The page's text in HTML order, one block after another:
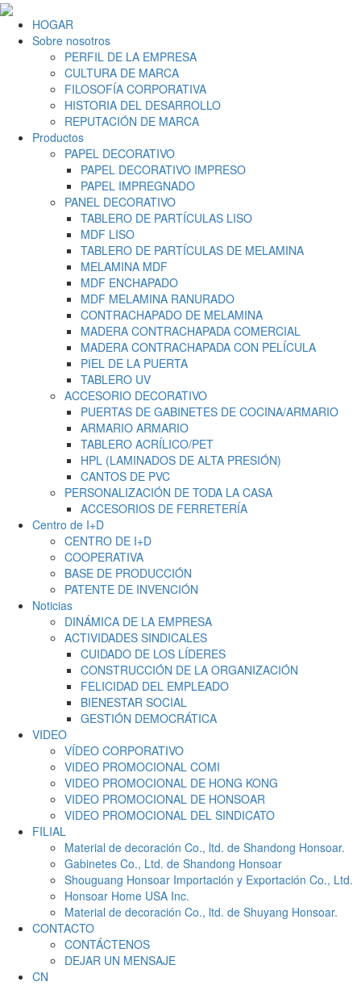
HOGAR
Sobre nosotros
PERFIL DE LA EMPRESA
CULTURA DE MARCA
FILOSOFÍA CORPORATIVA
HISTORIA DEL DESARROLLO
REPUTACIÓN DE MARCA
Productos
PAPEL DECORATIVO
PAPEL DECORATIVO IMPRESO
PAPEL IMPREGNADO
PANEL DECORATIVO
TABLERO DE PARTÍCULAS LISO
MDF LISO
TABLERO DE PARTÍCULAS DE MELAMINA
MELAMINA MDF
MDF ENCHAPADO
MDF MELAMINA RANURADO
CONTRACHAPADO DE MELAMINA
MADERA CONTRACHAPADA COMERCIAL
MADERA CONTRACHAPADA CON PELÍCULA
PIEL DE LA PUERTA
TABLERO UV
ACCESORIO DECORATIVO
PUERTAS DE GABINETES DE COCINA/ARMARIO
ARMARIO ARMARIO
TABLERO ACRÍLICO/PET
HPL (LAMINADOS DE ALTA PRESIÓN)
CANTOS DE PVC
PERSONALIZACIÓN DE TODA LA CASA
ACCESORIOS DE FERRETERÍA
Centro de I+D
CENTRO DE I+D
COOPERATIVA
BASE DE PRODUCCIÓN
PATENTE DE INVENCIÓN
Noticias
DINÁMICA DE LA EMPRESA
ACTIVIDADES SINDICALES
CUIDADO DE LOS LÍDERES
CONSTRUCCIÓN DE LA ORGANIZACIÓN
FELICIDAD DEL EMPLEADO
BIENESTAR SOCIAL
GESTIÓN DEMOCRÁTICA
VIDEO
VÍDEO CORPORATIVO
VIDEO PROMOCIONAL COMI
VIDEO PROMOCIONAL DE HONG KONG
VIDEO PROMOCIONAL DE HONSOAR
VIDEO PROMOCIONAL DEL SINDICATO
FILIAL
Material de decoración Co., ltd. de Shandong Honsoar.
Gabinetes Co., Ltd. de Shandong Honsoar
Shouguang Honsoar Importación y Exportación Co., Ltd.
Honsoar Home USA Inc.
Material de decoración Co., ltd. de Shuyang Honsoar.
CONTACTO
CONTÁCTENOS
DEJAR UN MENSAJE
CN